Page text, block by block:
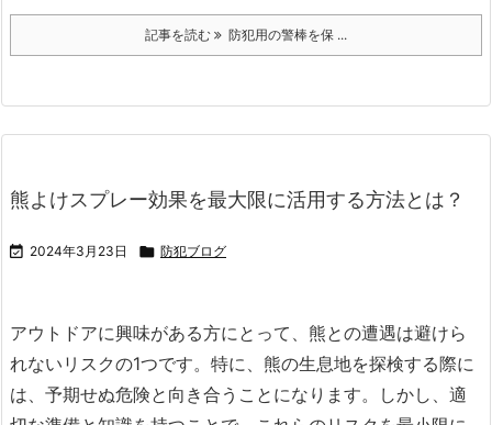
記事を読む 防犯用の警棒を保 ...
熊よけスプレー効果を最大限に活用する方法とは？
 2024年3月23日  防犯ブログ
アウトドアに興味がある方にとって、熊との遭遇は避けら
れないリスクの1つです。 特に、熊の生息地を探検する際に
は、予期せぬ危険と向き合うことになります。
しかし、適